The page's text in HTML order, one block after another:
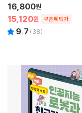
15,120원 쿠폰혜택가
16,800원
9.7 (38)